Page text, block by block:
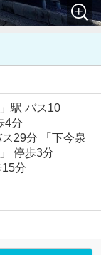
」駅 バス10
4分
ス29分 「下今泉
停歩3分
15分